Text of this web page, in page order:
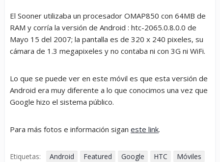
El Sooner utilizaba un procesador OMAP850 con 64MB de
RAM y corría la versión de Android : htc-2065.0.8.0.0 de
Mayo 15 del 2007; la pantalla es de 320 x 240 pixeles, su
cámara de 1.3 megapixeles y no contaba ni con 3G ni WiFi.
Lo que se puede ver en este móvil es que esta versión de
Android era muy diferente a lo que conocimos una vez que
Google hizo el sistema público.
Para más fotos e información sigan este link.
Etiquetas: Android Featured Google HTC
Móviles